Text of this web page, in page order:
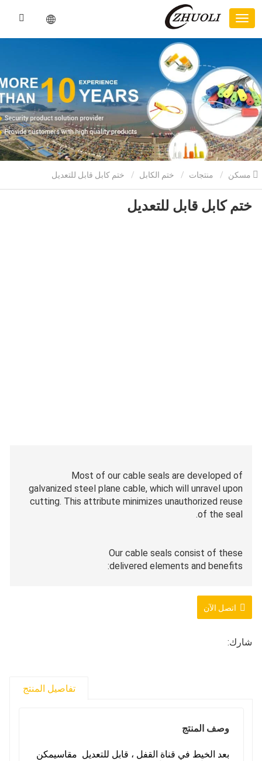
منتجات ختم الكابل
ختم كابل قابل للتعديل
Most of our cable seals are developed of
galvanized steel plane cable, which will unravel upon
cutting. This attribute minimizes unauthorized reuse
of the seal.
Our cable seals consist of these
delivered elements and benefits:
1.Improved locking mechanism to fight tampering.
4.Cable seals are in addition configured as
5. Custom provider (color, material, marking style, wire
اتصل الآن
شارك:
تفاصيل المنتج
وصف المنتج
بعد الخيط في قناة القفل ، قابل للتعديل مقاسيمكن